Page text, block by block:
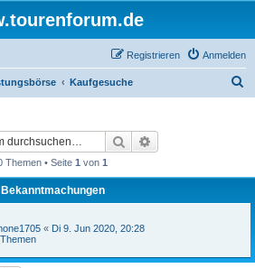
Anmelden
Registrieren
Kaufgesuche
Suche
Themen • Seite 1 von 1
Bekanntmachungen
« Di 9. Jun 2020, 20:28